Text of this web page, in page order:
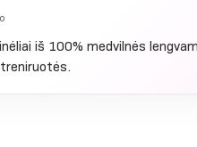
iš 100% medvilnės